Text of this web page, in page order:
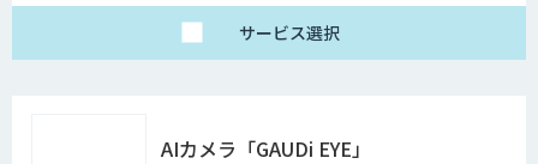
サービス選択
AIカメラ「GAUDi EYE」